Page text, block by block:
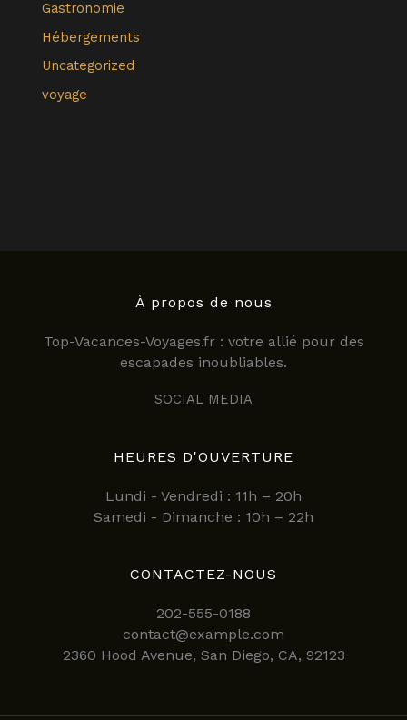
Gastronomie
Hébergements
Uncategorized
voyage
À propos de nous
Top-Vacances-Voyages.fr : votre allié pour des
escapades inoubliables.
SOCIAL MEDIA
HEURES D'OUVERTURE
Lundi - Vendredi : 11h – 20h
Samedi - Dimanche : 10h – 22h
CONTACTEZ-NOUS
202-555-0188
contact@example.com
2360 Hood Avenue, San Diego, CA, 92123